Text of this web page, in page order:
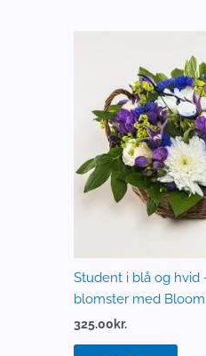
Student i blå og hvid
blomster med
325.00kr.